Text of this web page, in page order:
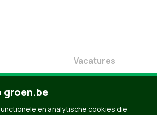
Vacatures
Toegankelijkheid
groen.be
en analytische cookies die